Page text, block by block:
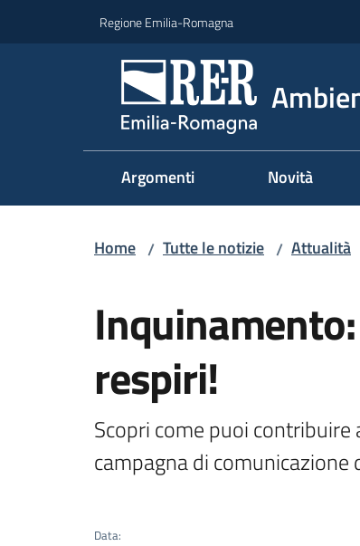
Regione Emilia-Romagna
Argomenti Novità
Home / Tutte le notizie / Attualità
respiri!
Scopri come puoi contribuire
campagna di comunicazione
Data: